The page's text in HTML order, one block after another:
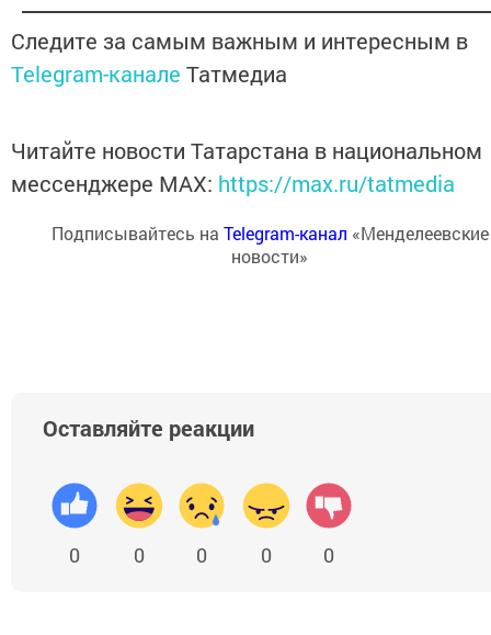
Следите за самым важным и интересным в
Telegram-канале Татмедиа
Читайте новости Татарстана в национальном
мессенджере MАХ: https://max.ru/tatmedia
Подписывайтесь на Telegram-канал «Менделеевские
новости»
Оставляйте реакции
0 0 0 0 0